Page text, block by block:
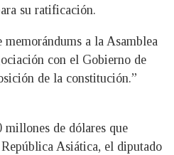
su ratificación.
memorándums a la Asamblea
con el Gobierno de
de la constitución.”
millones de dólares que
Asiática, el diputado